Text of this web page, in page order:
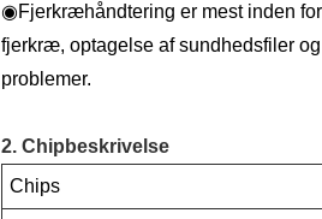
◉Fjerkræhåndtering er mest inden
fjerkræ, optagelse af sundhedsfiler
problemer.
2. Chipbeskrivelse
Chips